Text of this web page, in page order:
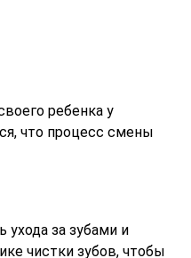
ребенка у
что процесс смены
ухода за зубами и
чистки зубов, чтобы